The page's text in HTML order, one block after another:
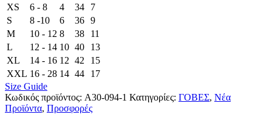
XS
6 - 8 4 34
7
S
8 -10 6 36 9
M
10 - 12 8 38
11
L
12 - 14 10 40
13
XL
14 - 16 12 42
15
XXL 16 - 28 14 44
17
Size Guide
Κωδικός προϊόντος: A30-094-1 Κατηγορίες: ΓΟΒΕΣ, Νέα
Προϊόντα, Προσφορές